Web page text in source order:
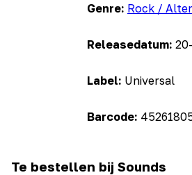
Genre: Rock /
Releasedatum:
Label: Universal
Barcode:
Te bestellen bij Sounds